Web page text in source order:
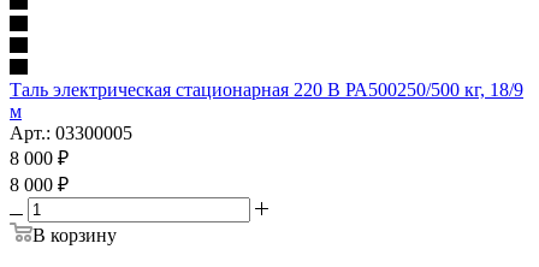
Таль электрическая стационарная 220 В РА500250/500 кг, 18/9
м
Арт.: 03300005
8 000 ₽
8 000 ₽
В корзину